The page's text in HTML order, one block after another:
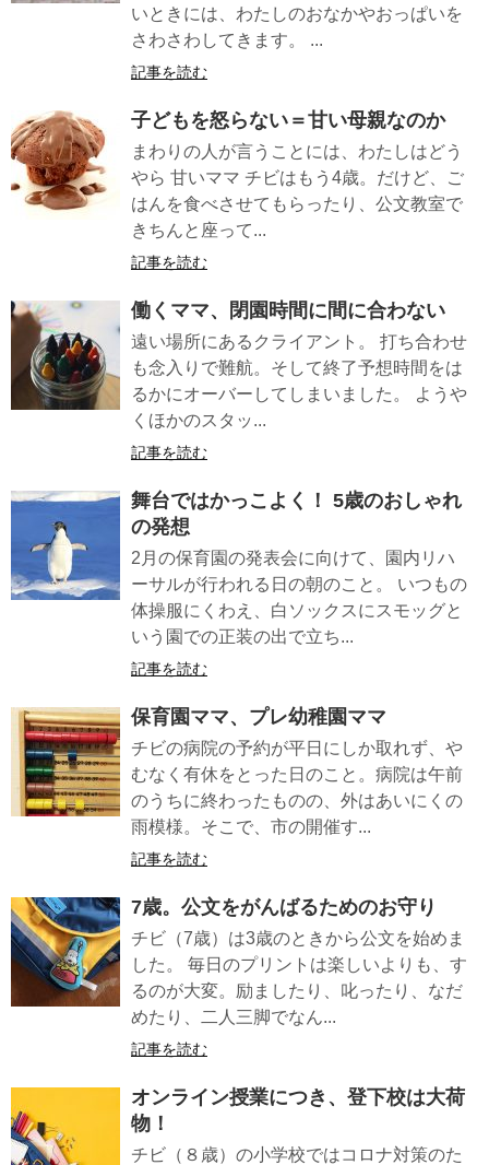
いときには、わたしのおなかやおっぱいを
さわさわしてきます。 ...
記事を読む
子どもを怒らない＝甘い母親なのか
まわりの人が言うことには、わたしはどう
やら 甘いママ チビはもう4歳。だけど、ご
はんを食べさせてもらったり、公文教室で
きちんと座って...
記事を読む
働くママ、閉園時間に間に合わない
遠い場所にあるクライアント。 打ち合わせ
も念入りで難航。そして終了予想時間をは
るかにオーバーしてしまいました。 ようや
くほかのスタッ...
記事を読む
舞台ではかっこよく！ 5歳のおしゃれ
の発想
2月の保育園の発表会に向けて、園内リハ
ーサルが行われる日の朝のこと。 いつもの
体操服にくわえ、白ソックスにスモッグと
いう園での正装の出で立ち...
記事を読む
保育園ママ、プレ幼稚園ママ
チビの病院の予約が平日にしか取れず、や
むなく有休をとった日のこと。病院は午前
のうちに終わったものの、外はあいにくの
雨模様。そこで、市の開催す...
記事を読む
7歳。公文をがんばるためのお守り
チビ（7歳）は3歳のときから公文を始めま
した。 毎日のプリントは楽しいよりも、す
るのが大変。励ましたり、叱ったり、なだ
めたり、二人三脚でなん...
記事を読む
オンライン授業につき、登下校は大荷
物！
チビ（８歳）の小学校ではコロナ対策のた